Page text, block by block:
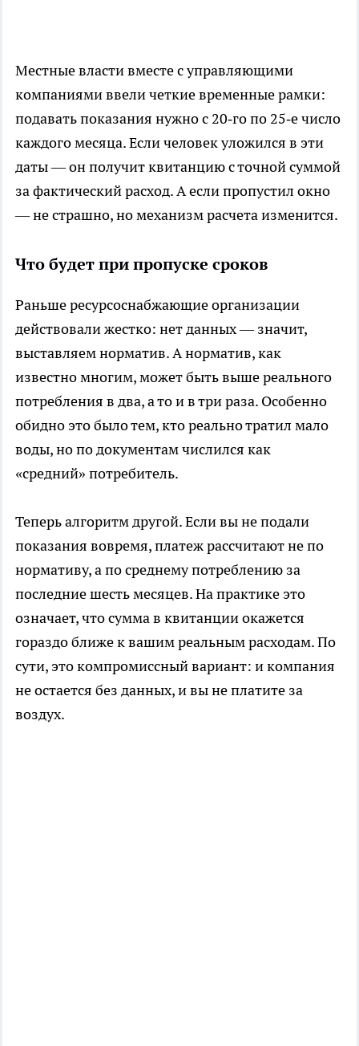
Местные власти вместе с управляющими
компаниями ввели четкие временные рамки:
подавать показания нужно с 20‑го по 25‑е число
каждого месяца. Если человек уложился в эти
даты — он получит квитанцию с точной суммой
за фактический расход. А если пропустил окно
— не страшно, но механизм расчета изменится.
Что будет при пропуске сроков
Раньше ресурсоснабжающие организации
действовали жестко: нет данных — значит,
выставляем норматив. А норматив, как
известно многим, может быть выше реального
потребления в два, а то и в три раза. Особенно
обидно это было тем, кто реально тратил мало
воды, но по документам числился как
«средний» потребитель.
Теперь алгоритм другой. Если вы не подали
показания вовремя, платеж рассчитают не по
нормативу, а по среднему потреблению за
последние шесть месяцев. На практике это
означает, что сумма в квитанции окажется
гораздо ближе к вашим реальным расходам. По
сути, это компромиссный вариант: и компания
не остается без данных, и вы не платите за
воздух.